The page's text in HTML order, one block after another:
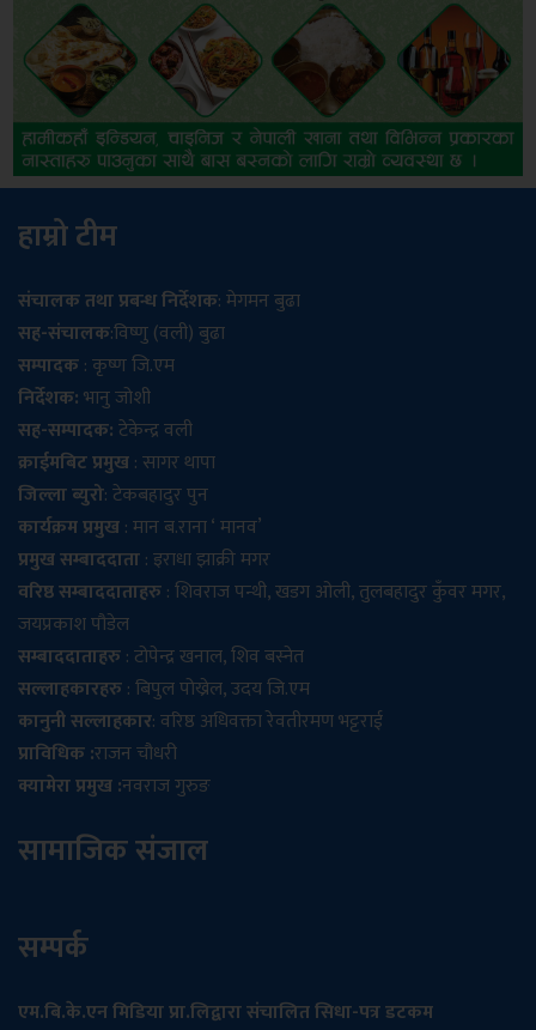
हाम्रो टीम
संचालक तथा प्रबन्ध निर्देशक: मेगमन बुढा
सह-संचालक:विष्णु (वली) बुढा
सम्पादक: कृष्ण जि.एम
निर्देशक:भानु जोशी
सह-सम्पादक:टेकेन्द्र वली
क्राईमबिट प्रमुख: सागर थापा
जिल्ला ब्युरो: टेकबहादुर पुन
कार्यक्रम प्रमुख: मान ब.राना ‘ मानव’
प्रमुख सम्बाददाता: इराधा झाक्री मगर
वरिष्ठ सम्बाददाताहरु: शिवराज पन्थी, खडग ओली, तुलबहादुर कुँवर मगर,
जयप्रकाश पौडेल
सम्बाददाताहरु: टोपेन्द्र खनाल, शिव बस्नेत
सल्लाहकारहरु: बिपुल पोख्रेल, उदय जि.एम
कानुनी सल्लाहकार: वरिष्ठ अधिवक्ता रेवतीरमण भट्टराई
प्राविधिक :राजन चौधरी
क्यामेरा प्रमुख :नवराज गुरुङ
सामाजिक संजाल
सम्पर्क
एम.बि.के.एन मिडिया प्रा.लिद्वारा संचालित सिधा-पत्र डटकम